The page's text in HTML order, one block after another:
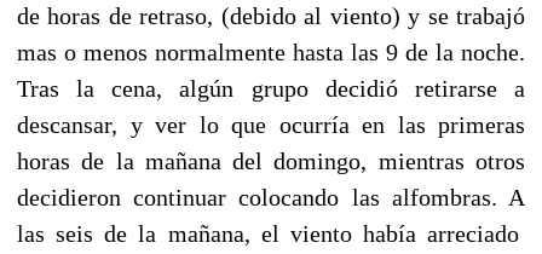
de horas de retraso, (debido al viento) y se trabajó
mas o menos normalmente hasta las 9 de la noche.
Tras la cena, algún grupo decidió retirarse a
descansar, y ver lo que ocurría en las primeras
horas de la mañana del domingo, mientras otros
decidieron continuar colocando las alfombras. A
las seis de la mañana, el viento había arreciado